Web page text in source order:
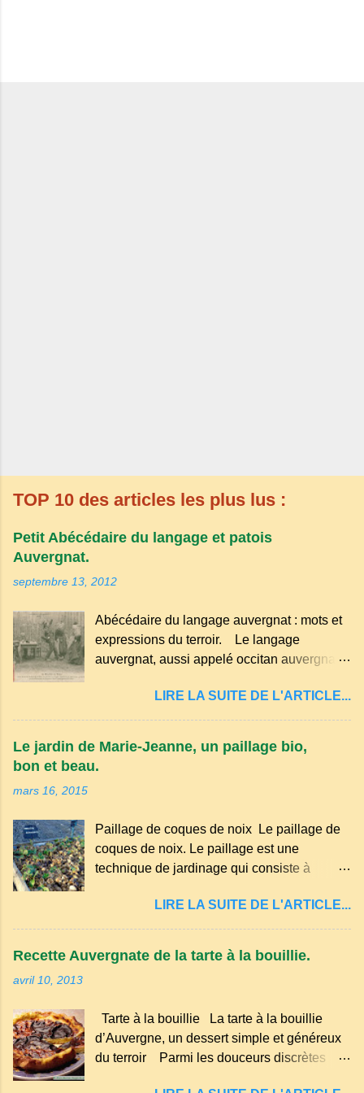
TOP 10 des articles les plus lus :
Petit Abécédaire du langage et patois
Auvergnat.
septembre 13, 2012
Abécédaire du langage auvergnat : mots et
expressions du terroir. Le langage
auvergnat, aussi appelé occitan auvergnat ,
principalement en Auvergne et dans
certaines parties du Massif central . Il
et est classé parmi les dialectes du nord-
Par exemple, on trouve des mots typiques
comme "agourer" (s'accroupir) ou "aze"
(âne, utilisé aussi pour désigner quelqu'un
Auvergne particulièrement du Puy-de-
Dôme . A Adrillier : arbres de la famille...
LIRE LA SUITE DE L'ARTICLE...
Le jardin de Marie-Jeanne, un paillage bio,
bon et beau.
mars 16, 2015
Paillage de coques de noix Le paillage de
coques de noix. Le paillage est une
technique de jardinage qui consiste à
organiques, minéraux ou synthétiques pour
le protéger et améliorer sa fertilité. Il
présente plusieurs avantages : Réduction
des arrosages : Le paillage limite
empêche la lumière d'atteindre le sol, ce qui
freine la germination des adventices.
Protection contre les intempéries : Il
LIRE LA SUITE DE L'ARTICLE...
Recette Auvergnate de la tarte à la bouillie.
avril 10, 2013
Tarte à la bouillie La tarte à la bouillie
d’Auvergne, un dessert simple et généreux
du terroir Parmi les douceurs discrètes